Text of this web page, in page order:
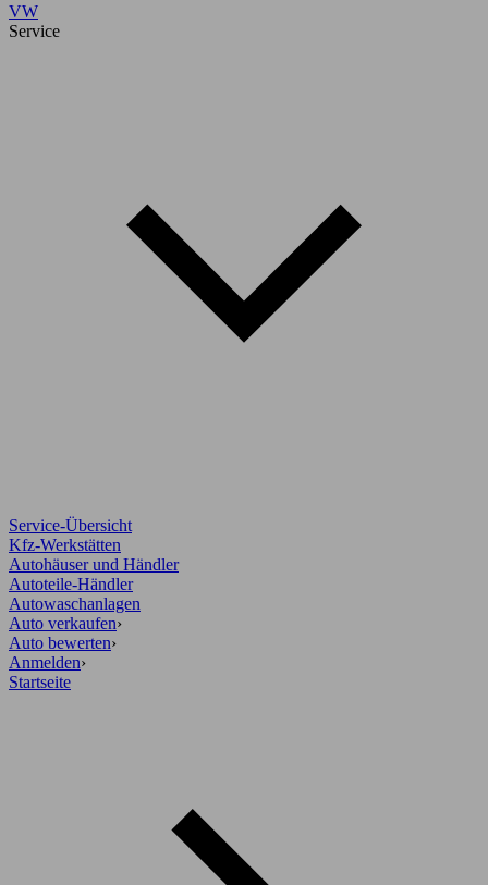
VW
Service
Service-Übersicht
Kfz-Werkstätten
Autohäuser und Händler
Autoteile-Händler
Autowaschanlagen
Auto verkaufen›
Auto bewerten›
Anmelden›
Startseite